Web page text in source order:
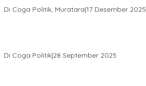
Di Coga Politik, Muratara|17 Desember 2025
Di Coga Politik|28 September 2025